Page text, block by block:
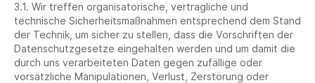
3.1. Wir treffen organisatorische, vertragliche und
technische Sicherheitsmaßnahmen entsprechend dem Stand
der Technik, um sicher zu stellen, dass die Vorschriften der
Datenschutzgesetze eingehalten werden und um damit die
durch uns verarbeiteten Daten gegen zufällige oder
vorsätzliche Manipulationen, Verlust, Zerstörung oder